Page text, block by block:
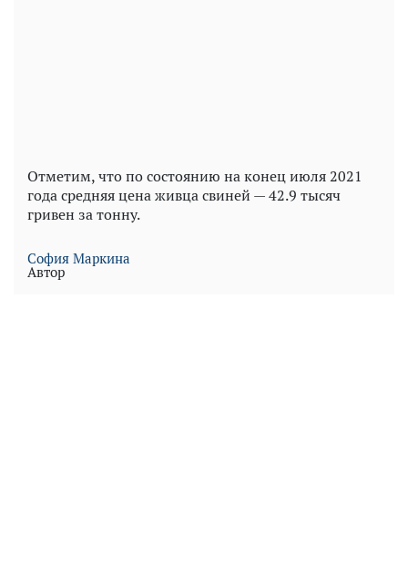
Отметим, что по состоянию на конец июля 2021
года средняя цена живца свиней — 42.9 тысяч
гривен за тонну.
София Маркина
Автор